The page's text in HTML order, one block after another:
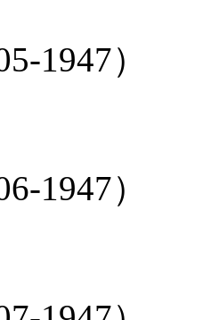
1947）
1947）